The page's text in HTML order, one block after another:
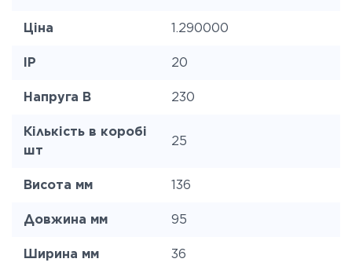
Ціна 1.290000
IP 20
Напруга В 230
Кількість в коробі
шт
25
Висота мм 136
Довжина мм 95
Ширина мм 36